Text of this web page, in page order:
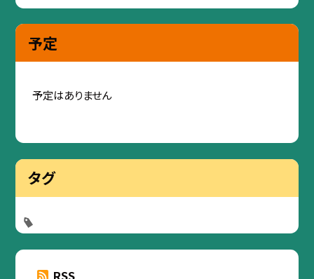
予定
予定はありません
タグ
RSS